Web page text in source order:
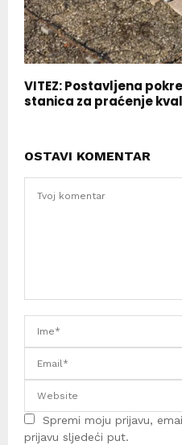
VITEZ: Postavljena
stanica za praćenje
OSTAVI KOMENTAR
Spremi moju prijavu,
prijavu sljedeći put.